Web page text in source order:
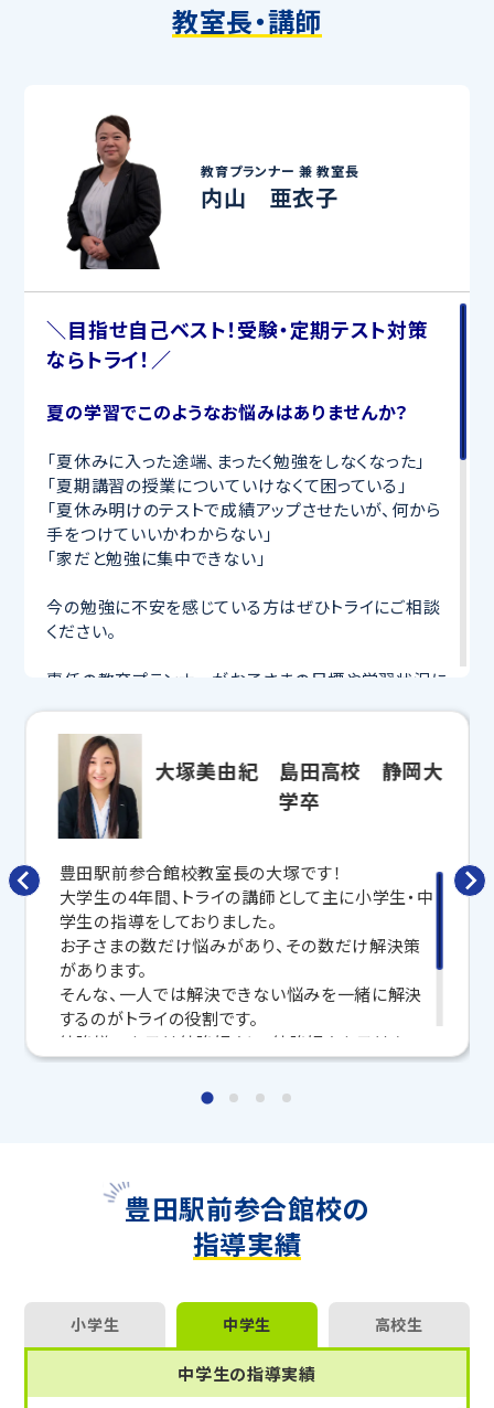
教室長・講師
教育プランナー 兼教室長
内山 亜衣子
＼目指せ自己ベスト！受験・定期テスト対策
ならトライ！／
夏の学習でこのようなお悩みはありませんか？
「夏休みに入った途端、まったく勉強をしなくなった」
「夏期講習の授業についていけなくて困っている」
「夏休み明けのテストで成績アップさせたいが、何から
手をつけていいかわからない」
「家だと勉強に集中できない」
今の勉強に不安を感じている方はぜひトライにご相談
ください。
専任の教育プランナーがお子さまの目標や学習状況に
寧に教えてくれるから、効率良く成績アップを目指せま
さらに、授業日以外も利用できる「自習スペース」
要科目の対策ができる
します。
トライで一緒に、今までで一番成長できる夏にしよ
う！
マンツーマンの無料体験授業、学習相談、教室見学は
いつでも受付中です。
こちら
教室長兼教育プランナー 内山 亜衣子
大塚美由紀 島田高校 静岡大
学卒
豊田駅前参合館校教室長の大塚です！
大学生の4年間、トライの講師として主に小学生・中
学生の指導をしておりました。
お子さまの数だけ悩みがあり、その数だけ解決策
があります。
そんな、一人では解決できない悩みを一緒に解決
するのがトライの役割です。
勉強嫌いな子は勉強好きに、勉強好きな子はもっ
と勉強を好きになれるようサポートさせていただき
ますので、お気軽にご相談ください！
豊田駅前参合館校の
指導実績
小学生 中学生 高校生
中学生の指導実績